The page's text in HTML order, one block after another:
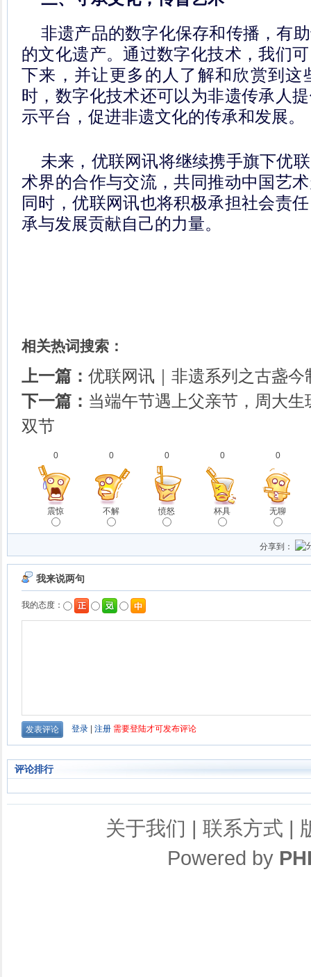
非遗产品的数字化保存和传播，有
的文化遗产。通过数字化技术，我们
下来，并让更多的人了解和欣赏到这
时，数字化技术还可以为非遗传承人
示平台，促进非遗文化的传承和发展。
未来，优联网讯将继续携手旗下优
术界的合作与交流，共同推动中国艺
同时，优联网讯也将积极承担社会责
承与发展贡献自己的力量。
相关热词搜索：
上一篇： 优联网讯｜非遗系列之古盏今
下一篇： 当端午节遇上父亲节，周大生
双节
0
震惊
0
不解
0
愤怒
0
杯具
0
无聊
分享到：
评论排行
关于我们 | 联系方式 |
Powered by